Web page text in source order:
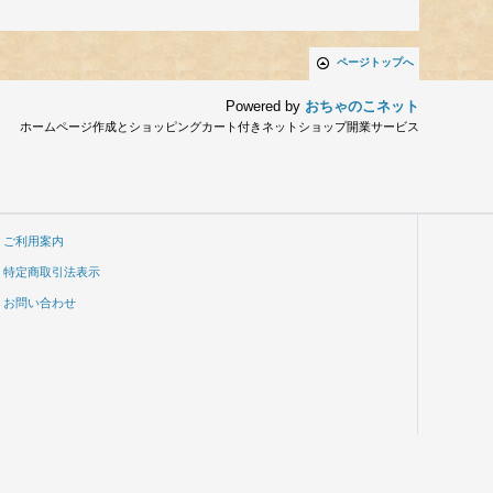
ページトップへ
Powered by おちゃのこネット
ホームページ作成とショッピングカート付きネットショップ開業サービス
ご利用案内
特定商取引法表示
お問い合わせ